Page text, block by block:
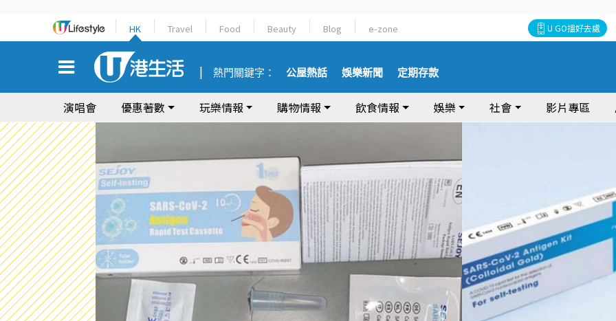
HK Travel Food Beauty Blog e-zone U GO搵好去處
熱門關鍵字： 公屋熱話 娛樂新聞 定期存款
演唱會 優惠著數 玩樂情報 購物情報 飲食情報 娛樂 社會 影片專區